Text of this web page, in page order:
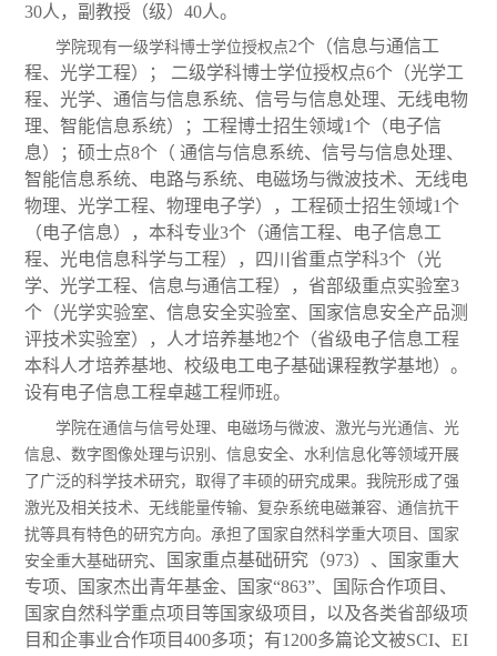
30人，副教授（级）40人。
学院现有一级学科博士学位授权点2个（信息与通信工
程、光学工程）； 二级学科博士学位授权点6个（光学工
程、光学、通信与信息系统、信号与信息处理、无线电物
理、智能信息系统）；工程博士招生领域1个（电子信
息）；硕士点8个（ 通信与信息系统、信号与信息处理、
智能信息系统、电路与系统、电磁场与微波技术、无线电
物理、光学工程、物理电子学），工程硕士招生领域1个
（电子信息），本科专业3个（通信工程、电子信息工
程、光电信息科学与工程），四川省重点学科3个（光
学、光学工程、信息与通信工程），省部级重点实验室3
个（光学实验室、信息安全实验室、国家信息安全产品测
评技术实验室），人才培养基地2个（省级电子信息工程
本科人才培养基地、校级电工电子基础课程教学基地）。
设有电子信息工程卓越工程师班。
学院在通信与信号处理、电磁场与微波、激光与光通信、光
信息、数字图像处理与识别、信息安全、水利信息化等领域开展
了广泛的科学技术研究，取得了丰硕的研究成果。我院形成了强
激光及相关技术、无线能量传输、复杂系统电磁兼容、通信抗干
扰等具有特色的研究方向。承担了国家自然科学重大项目、国家
安全重大基础研究、国家重点基础研究（973）、国家重大
专项、国家杰出青年基金、国家“863”、国际合作项目、
国家自然科学重点项目等国家级项目，以及各类省部级项
目和企事业合作项目400多项；有1200多篇论文被SCI、EI